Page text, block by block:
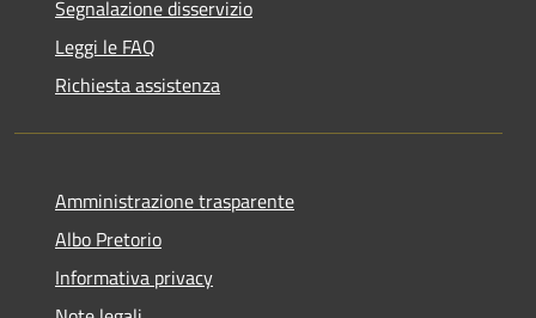
Segnalazione disservizio
Leggi le FAQ
Richiesta assistenza
Amministrazione trasparente
Albo Pretorio
Informativa privacy